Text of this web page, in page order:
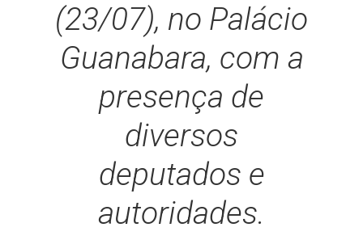
(23/07), no Palácio
Guanabara, com a
presença de
diversos
deputados e
autoridades.